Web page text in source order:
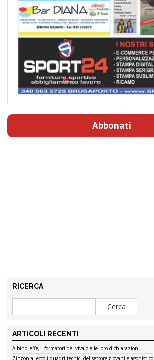
Abbonati
RICERCA
ARTICOLI RECENTI
AlbinoLeffe, i formatori del vivaio e le loro dichiarazioni
Zingonia: ecco i quadri tecnici del settore giovanile agonistico